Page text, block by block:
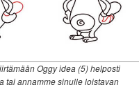
Oggy idea (5) helposti
tai annamme sinulle loistavan